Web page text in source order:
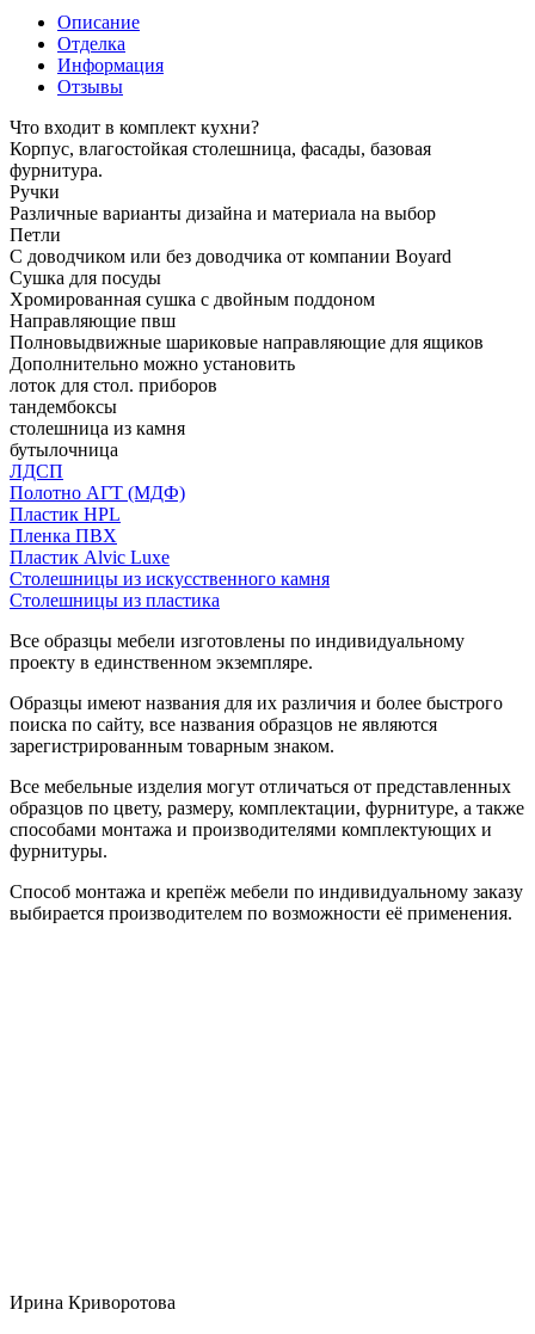
Описание
Отделка
Информация
Отзывы
Что входит в комплект кухни?
Корпус, влагостойкая столешница, фасады, базовая
фурнитура.
Ручки
Различные варианты дизайна и материала на выбор
Петли
С доводчиком или без доводчика от компании Boyard
Сушка для посуды
Хромированная сушка с двойным поддоном
Направляющие пвш
Полновыдвижные шариковые направляющие для ящиков
Дополнительно можно установить
лоток для стол. приборов
тандембоксы
столешница из камня
бутылочница
ЛДСП
Полотно АГТ (МДФ)
Пластик HPL
Пленка ПВХ
Пластик Alvic Luxe
Столешницы из искусственного камня
Столешницы из пластика
Все образцы мебели изготовлены по индивидуальному
проекту в единственном экземпляре.
Образцы имеют названия для их различия и более быстрого
поиска по сайту, все названия образцов не являются
зарегистрированным товарным знаком.
Все мебельные изделия могут отличаться от представленных
образцов по цвету, размеру, комплектации, фурнитуре, а также
способами монтажа и производителями комплектующих и
фурнитуры.
Способ монтажа и крепёж мебели по индивидуальному заказу
выбирается производителем по возможности её применения.
Ирина Криворотова